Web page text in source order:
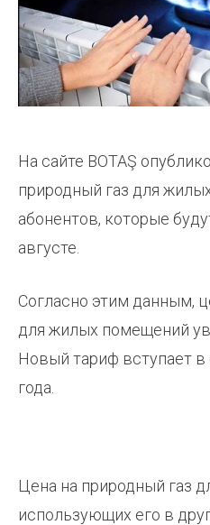
На сайте BOTAŞ
природный газ для
абонентов, которые
августе.
Согласно этим данным,
для жилых помещений
Новый тариф вступает в
года.
Цена на природный газ
использующих его в